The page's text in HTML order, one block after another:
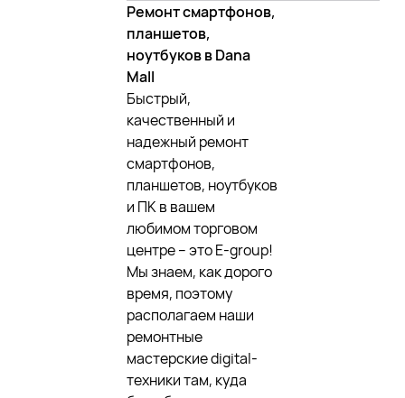
Ремонт смартфонов,
планшетов,
ноутбуков в Dana
Mall
Быстрый,
качественный и
надежный ремонт
смартфонов,
планшетов, ноутбуков
и ПК в вашем
любимом торговом
центре – это E-group!
Мы знаем, как дорого
время, поэтому
располагаем наши
ремонтные
мастерские digital-
техники там, куда